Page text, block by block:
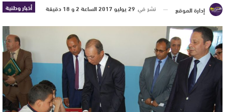
أخبار وطنية إدارة الموقع نشر في 29 يوليو 2017 الساعة 2 و 18 دقيقة